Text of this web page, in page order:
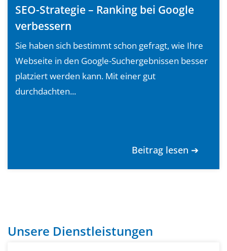
SEO-Strategie – Ranking bei Google
verbessern
Sie haben sich bestimmt schon gefragt, wie Ihre
Webseite in den Google-Suchergebnissen besser
platziert werden kann. Mit einer gut
durchdachten...
Beitrag lesen ➔
Unsere Dienstleistungen